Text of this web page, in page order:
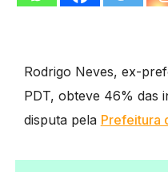
Rodrigo Neves, ex-
PDT, obteve 46% das
disputa pela Prefeitura